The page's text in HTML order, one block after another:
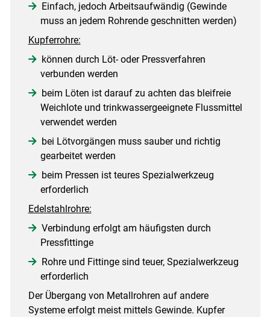
Einfach, jedoch Arbeitsaufwändig (Gewinde
muss an jedem Rohrende geschnitten werden)
Kupferrohre:
können durch Löt- oder Pressverfahren
verbunden werden
beim Löten ist darauf zu achten das bleifreie
Weichlote und trinkwassergeeignete Flussmittel
verwendet werden
bei Lötvorgängen muss sauber und richtig
gearbeitet werden
beim Pressen ist teures Spezialwerkzeug
erforderlich
Edelstahlrohre:
Verbindung erfolgt am häufigsten durch
Pressfittinge
Rohre und Fittinge sind teuer, Spezialwerkzeug
erforderlich
Der Übergang von Metallrohren auf andere
Systeme erfolgt meist mittels Gewinde. Kupfer